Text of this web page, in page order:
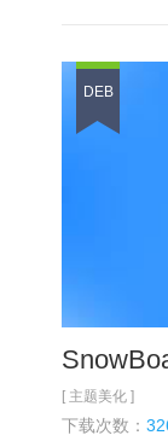
具体功能
DEB
[ 主题美化 ]
下载次数：